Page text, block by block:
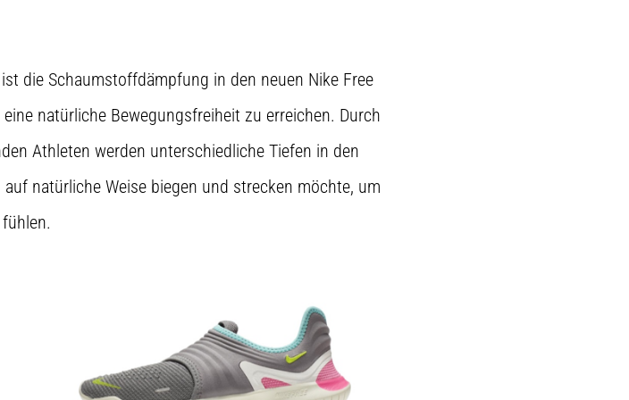
die Schaumstoffdämpfung in den neuen Nike Free
natürliche Bewegungsfreiheit zu erreichen. Durch
Athleten werden unterschiedliche Tiefen in den
natürliche Weise biegen und strecken möchte, um